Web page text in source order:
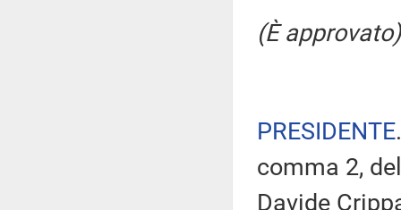
(È approvato)
PRESIDENTE
comma 2,
Davide